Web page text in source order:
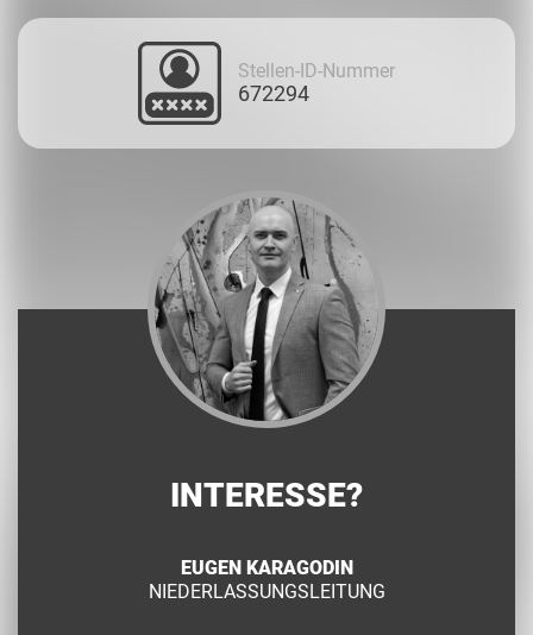
Stellen-ID-Nummer
672294
INTERESSE?
EUGEN KARAGODIN
NIEDERLASSUNGSLEITUNG